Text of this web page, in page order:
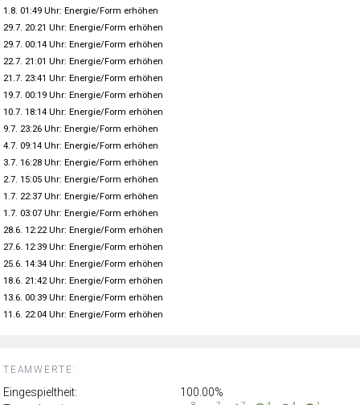
TEAMWERTE:
Eingespieltheit:
100.00%
1.8. 01:49 Uhr: Energie/Form erhöhen
29.7. 20:21 Uhr: Energie/Form erhöhen
29.7. 00:14 Uhr: Energie/Form erhöhen
22.7. 21:01 Uhr: Energie/Form erhöhen
21.7. 23:41 Uhr: Energie/Form erhöhen
19.7. 00:19 Uhr: Energie/Form erhöhen
10.7. 18:14 Uhr: Energie/Form erhöhen
9.7. 23:26 Uhr: Energie/Form erhöhen
4.7. 09:14 Uhr: Energie/Form erhöhen
3.7. 16:28 Uhr: Energie/Form erhöhen
2.7. 15:05 Uhr: Energie/Form erhöhen
1.7. 22:37 Uhr: Energie/Form erhöhen
1.7. 03:07 Uhr: Energie/Form erhöhen
28.6. 12:22 Uhr: Energie/Form erhöhen
27.6. 12:39 Uhr: Energie/Form erhöhen
25.6. 14:34 Uhr: Energie/Form erhöhen
18.6. 21:42 Uhr: Energie/Form erhöhen
13.6. 00:39 Uhr: Energie/Form erhöhen
11.6. 22:04 Uhr: Energie/Form erhöhen